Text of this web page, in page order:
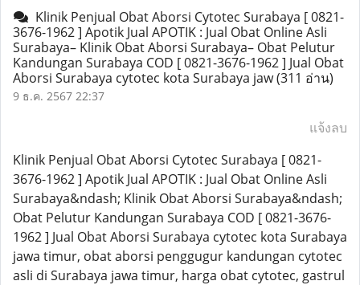
Klinik Penjual Obat Aborsi Cytotec Surabaya [ 0821-
3676-1962 ] Apotik Jual APOTIK : Jual Obat Online Asli
Surabaya– Klinik Obat Aborsi Surabaya– Obat Pelutur
Kandungan Surabaya COD [ 0821-3676-1962 ] Jual Obat
Aborsi Surabaya cytotec kota Surabaya jaw(311 อ่าน)
9 ธ.ค. 2567 22:37
แจ้งลบ
Klinik Penjual Obat Aborsi Cytotec Surabaya [ 0821-
3676-1962 ] Apotik Jual APOTIK : Jual Obat Online Asli
Surabaya&ndash; Klinik Obat Aborsi Surabaya&ndash;
Obat Pelutur Kandungan Surabaya COD [ 0821-3676-
1962 ] Jual Obat Aborsi Surabaya cytotec kota Surabaya
jawa timur, obat aborsi penggugur kandungan cytotec
asli di Surabaya jawa timur, harga obat cytotec, gastrul